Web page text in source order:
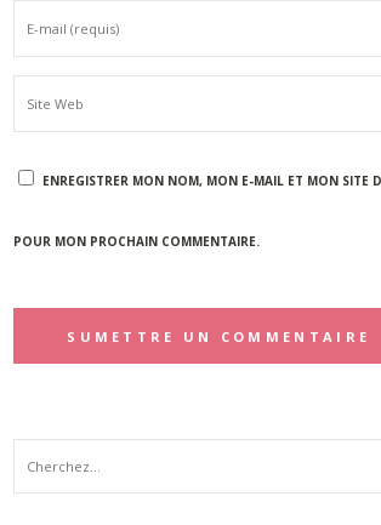
ENREGISTRER MON NOM, MON E-MAIL ET MON SITE
POUR MON PROCHAIN COMMENTAIRE.